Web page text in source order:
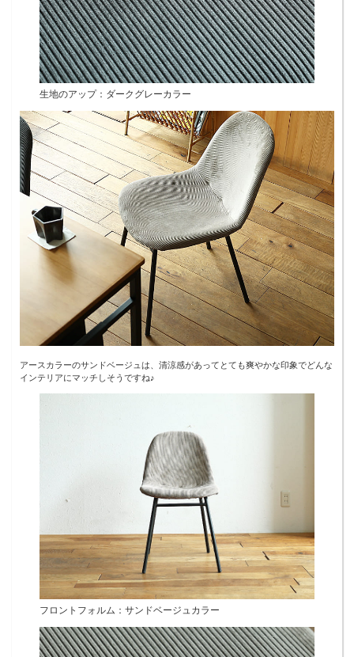
生地のアップ：ダークグレーカラー
アースカラーのサンドベージュは、清涼感があってとても爽やかな印象でどんな
インテリアにマッチしそうですね♪
フロントフォルム：サンドベージュカラー